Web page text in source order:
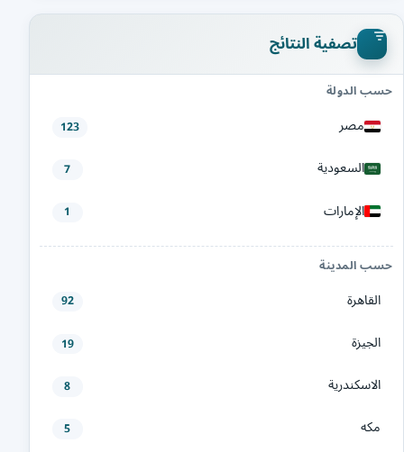
تصفية النتائج
حسب الدولة
مصر 123
السعودية 7
الإمارات 1
حسب المدينة
القاهرة 92
الجيزة 19
الاسكندرية 8
مكه 5